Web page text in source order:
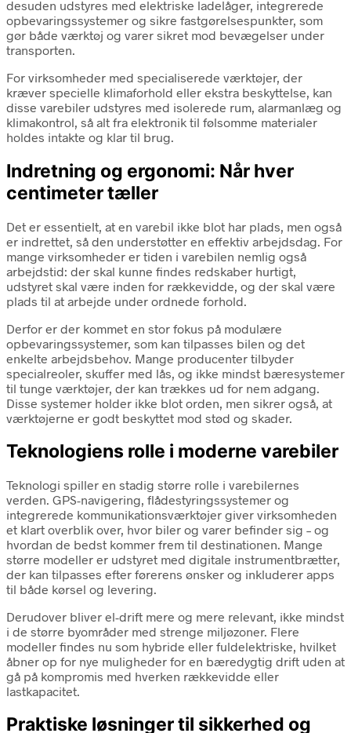
desuden udstyres med elektriske ladelåger, integrerede
opbevaringssystemer og sikre fastgørelsespunkter, som
gør både værktøj og varer sikret mod bevægelser under
transporten.
For virksomheder med specialiserede værktøjer, der
kræver specielle klimaforhold eller ekstra beskyttelse, kan
disse varebiler udstyres med isolerede rum, alarmanlæg og
klimakontrol, så alt fra elektronik til følsomme materialer
holdes intakte og klar til brug.
Indretning og ergonomi: Når hver
centimeter tæller
Det er essentielt, at en varebil ikke blot har plads, men også
er indrettet, så den understøtter en effektiv arbejdsdag. For
mange virksomheder er tiden i varebilen nemlig også
arbejdstid: der skal kunne findes redskaber hurtigt,
udstyret skal være inden for rækkevidde, og der skal være
plads til at arbejde under ordnede forhold.
Derfor er der kommet en stor fokus på modulære
opbevaringssystemer, som kan tilpasses bilen og det
enkelte arbejdsbehov. Mange producenter tilbyder
specialreoler, skuffer med lås, og ikke mindst bæresystemer
til tunge værktøjer, der kan trækkes ud for nem adgang.
Disse systemer holder ikke blot orden, men sikrer også, at
værktøjerne er godt beskyttet mod stød og skader.
Teknologiens rolle i moderne varebiler
Teknologi spiller en stadig større rolle i varebilernes
verden. GPS-navigering, flådestyringssystemer og
integrerede kommunikationsværktøjer giver virksomheden
et klart overblik over, hvor biler og varer befinder sig – og
hvordan de bedst kommer frem til destinationen. Mange
større modeller er udstyret med digitale instrumentbrætter,
der kan tilpasses efter førerens ønsker og inkluderer apps
til både kørsel og levering.
Derudover bliver el-drift mere og mere relevant, ikke mindst
i de større byområder med strenge miljøzoner. Flere
modeller findes nu som hybride eller fuldelektriske, hvilket
åbner op for nye muligheder for en bæredygtig drift uden at
gå på kompromis med hverken rækkevidde eller
lastkapacitet.
Praktiske løsninger til sikkerhed og